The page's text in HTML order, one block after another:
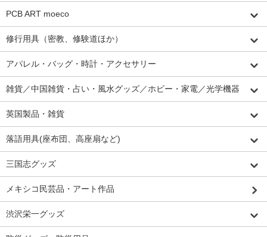
PCB ART moeco
修行用具（密教、修験道ほか）
アパレル・バッグ・時計・アクセサリー
雑貨／中国雑貨・占い・風水グッズ／ホビー・家電／光学機器
英国製品・雑貨
落語用具(座布団、高座扇など)
三国志グッズ
メキシコ民芸品・アート作品
渋沢栄一グッズ